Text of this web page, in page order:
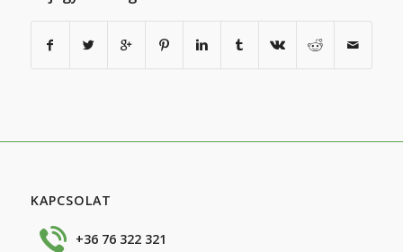
KAPCSOLAT
+36 76 322 321